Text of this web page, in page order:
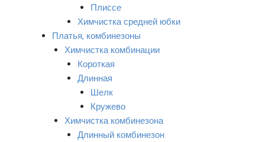
Плиссе
Химчистка средней юбки
Платья, комбинезоны
Химчистка комбинации
Короткая
Длинная
Шелк
Кружево
Химчистка комбинезона
Длинный комбинезон